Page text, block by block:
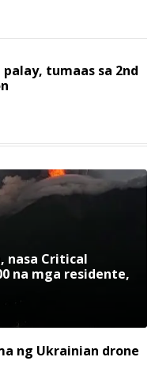
tumaas sa 2nd
nasa Critical
na mga residente,
ng Ukrainian drone